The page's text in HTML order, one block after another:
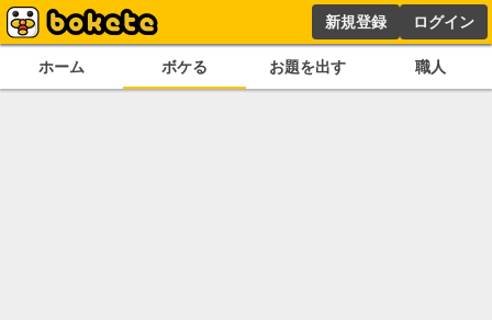
新規登録 ログイン
ホーム ボケる お題を出す 職人